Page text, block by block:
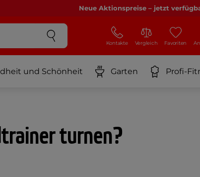
Neue Aktionspreise – jetzt
Kontakte Vergleich Favoriten
und Schönheit Garten Profi-
turnen?